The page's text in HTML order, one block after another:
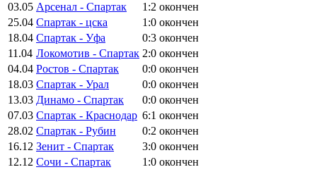
03.05 Арсенал - Спартак 1:2 окончен
25.04 Спартак - цска 1:0 окончен
18.04 Спартак - Уфа 0:3 окончен
11.04 Локомотив - Спартак 2:0 окончен
04.04 Ростов - Спартак 0:0 окончен
18.03 Спартак - Урал 0:0 окончен
13.03 Динамо - Спартак 0:0 окончен
07.03 Спартак - Краснодар 6:1 окончен
28.02 Спартак - Рубин 0:2 окончен
16.12 Зенит - Спартак 3:0 окончен
12.12 Сочи - Спартак 1:0 окончен